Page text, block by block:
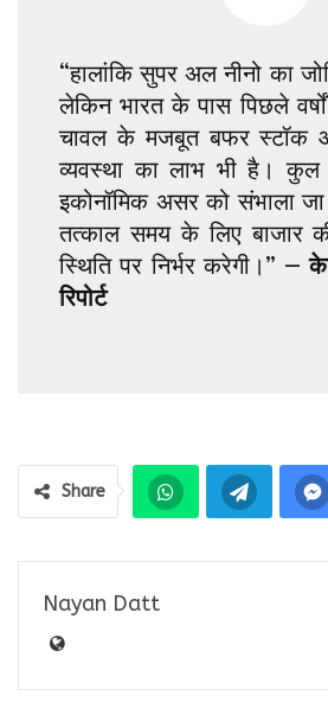
“हालांकि सुपर अल नीनो का
लेकिन भारत के पास पिछले
चावल के मजबूत बफर स्टॉक
व्यवस्था का लाभ भी है। कुल
इकोनॉमिक असर को संभाला
तत्काल समय के लिए बाजार
स्थिति पर निर्भर करेगी।” —
रिपोर्ट
Share
Nayan Datt